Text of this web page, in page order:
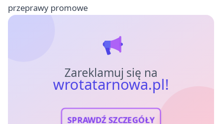
przeprawy promowe
Zareklamuj się na
wrotatarnowa.pl!
SPRAWDŹ SZCZEGÓŁY